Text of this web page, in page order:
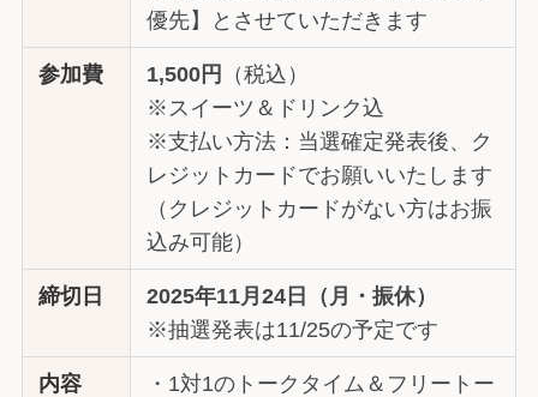
優先】とさせていただきます
参加費 1,500円
（税込）
※スイーツ＆ドリンク込
※支払い方法：当選確定発表後、ク
レジットカードでお願いいたします
（クレジットカードがない方はお振
込み可能）
締切日
2025年11月24日（月・振休）
※抽選発表は11/25の予定です
内容
・1対1のトークタイム＆フリートー